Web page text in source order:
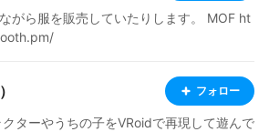
がら服を販売していたりします。 MOF ht
フォロー
ターやうちの子をVRoidで再現して遊んで